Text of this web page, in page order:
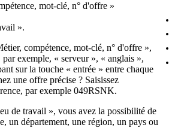
mot-clé, n° d'offre »
».
compétence, mot-clé, n° d'offre »,
exemple, « serveur », « anglais »,
sur la touche « entrée » entre chaque
une offre précise ? Saisissez
par exemple 049RSNK.
de travail », vous avez la possibilité de
un département, une région, un pays ou